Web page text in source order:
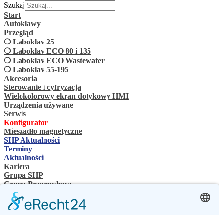
Szukaj
Start
Autoklawy
Przegląd
❍ Laboklav 25
❍ Laboklav ECO 80 i 135
❍ Laboklav ECO Wastewater
❍ Laboklav 55-195
Akcesoria
Sterowanie i cyfryzacja
Wielokolorowy ekran dotykowy HMI
Urządzenia używane
Serwis
Konfigurator
Mieszadło magnetyczne
SHP Aktualności
Terminy
Aktualności
Kariera
Grupa SHP
Grupa Przemysłowa
Osoba kontaktowa
Kontakt
Sprzedawcy specjalistyczni